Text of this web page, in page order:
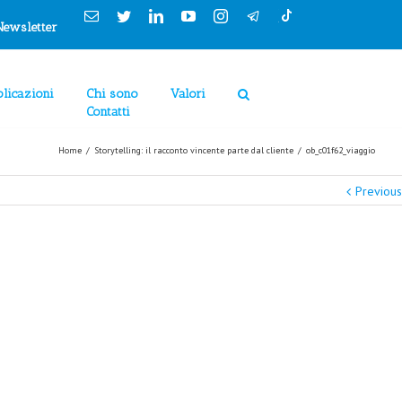
EmailTwitterLinkedinYouTubeInstagram
Chi sono
Contatti
Valori
Home / Storytelling: il racconto vincente parte dal cliente / ob_c01f62_viaggio
Previous
Cookies Policy